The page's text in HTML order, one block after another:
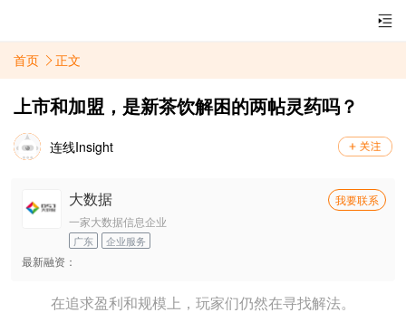
首页 正文
上市和加盟，是新茶饮解困的两帖灵药吗？
连线Insight
大数据
我要联系
一家大数据信息企业
广东 企业服务
最新融资：
在追求盈利和规模上，玩家们仍然在寻找解法。